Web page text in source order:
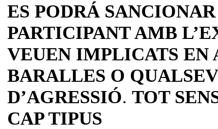
ES PODRÁ
PARTICIPANT AMB
VEUEN IMPLICATS EN
BARALLES O
D’AGRESSIÓ. TOT
CAP TIPUS